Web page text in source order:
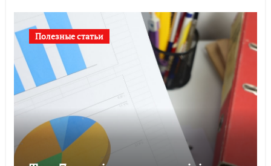
Полезные статьи